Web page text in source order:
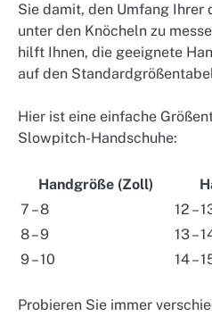
Sie damit, den Umfang Ihrer
unter den Knöcheln zu
hilft Ihnen, die geeignete
auf den
Hier ist eine einfache
Slowpitch-Handschuhe:
Handgröße (Zoll)
7 – 8
12 –
8 – 9
13 –
9 – 10
14 –
Probieren Sie immer